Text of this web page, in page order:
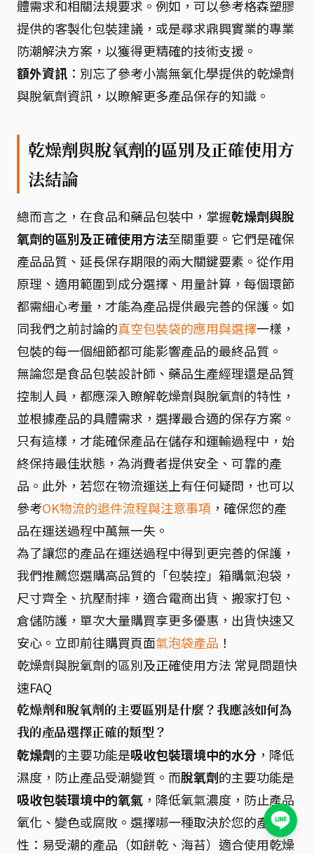
體需求和相關法規要求。例如，可以參考格森塑膠
提供的客製化包裝建議，或是尋求鼎興實業的專業
防潮解決方案，以獲得更精確的技術支援。
額外資訊 ：別忘了參考小嵩無氧化學提供的乾燥劑
與脫氧劑資訊，以瞭解更多產品保存的知識。
乾燥劑與脫氧劑的區別及正確使用方
法結論
總而言之，在食品和藥品包裝中，掌握乾燥劑與脫
氧劑的區別及正確使用方法至關重要。它們是確保
產品品質、延長保存期限的兩大關鍵要素。從作用
原理、適用範圍到成分選擇、用量計算，每個環節
都需細心考量，才能為產品提供最完善的保護。如
同我們之前討論的真空包裝袋的應用與選擇一樣，
包裝的每一個細節都可能影響產品的最終品質。
無論您是食品包裝設計師、藥品生產經理還是品質
控制人員，都應深入瞭解乾燥劑與脫氧劑的特性，
並根據產品的具體需求，選擇最合適的保存方案。
只有這樣，才能確保產品在儲存和運輸過程中，始
終保持最佳狀態，為消費者提供安全、可靠的產
品。此外，若您在物流運送上有任何疑問，也可以
參考OK物流的退件流程與注意事項 ，確保您的產
品在運送過程中萬無一失。
為了讓您的產品在運送過程中得到更完善的保護，
我們推薦您選購高品質的「包裝控」箱購氣泡袋，
尺寸齊全、抗壓耐摔，適合電商出貨、搬家打包、
倉儲防護，單次大量購買享更多優惠，出貨快速又
安心。立即前往購買頁面氣泡袋產品 ！
乾燥劑與脫氧劑的區別及正確使用方法 常見問題快
速FAQ
乾燥劑和脫氧劑的主要區別是什麼？我應該如何為
我的產品選擇正確的類型？
乾燥劑的主要功能是吸收包裝環境中的水分 ，降低
濕度，防止產品受潮變質。而脫氧劑的主要功能是
吸收包裝環境中的氧氣 ，降低氧氣濃度，防止產品
氧化、變色或腐敗。選擇哪一種取決於您的產品特
性：易受潮的產品（如餅乾、海苔）適合使用乾燥